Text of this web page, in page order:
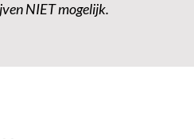
NIET mogelijk.